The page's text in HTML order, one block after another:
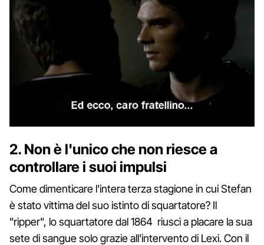
2. Non è l'unico che non riesce a
controllare i suoi impulsi
Come dimenticare l'intera terza stagione in cui Stefan
è stato vittima del suo istinto di squartatore? Il
"ripper", lo squartatore dal 1864 riuscì a placare la sua
sete di sangue solo grazie all'intervento di Lexi. Con il